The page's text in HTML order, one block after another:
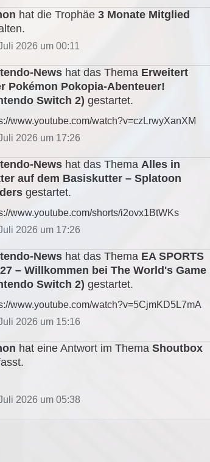
hat die Trophäe 3 Monate Mitglied
2026 um 00:11
News hat das Thema Erweitert
Pokémon Pokopia-Abenteuer!
Switch 2) gestartet.
www.youtube.com/watch?v=czLrwyXanXM
2026 um 17:26
News hat das Thema Alles in
auf dem Basiskutter – Splatoon
gestartet.
www.youtube.com/shorts/i2ovx1BtWKs
2026 um 17:26
News hat das Thema EA SPORTS
– Willkommen bei The World's Game
Switch 2) gestartet.
www.youtube.com/watch?v=5CjmKD5L7mA
2026 um 15:16
hat eine Antwort im Thema Shoutbox
2026 um 05:38